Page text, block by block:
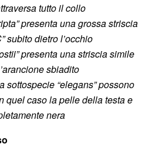
tutto il collo
presenta una grossa striscia
subito dietro l’occhio
presenta una striscia simile
sbiadito
sottospecie “elegans” possono
quel caso la pelle della testa e
nera